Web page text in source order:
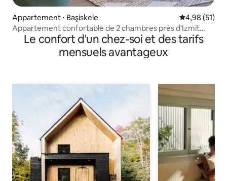
Appartement ⋅ Başiskele Évaluation
4,98 (51)
Appartement confortable de 2 chambres près d'Izmit
(Green Flat)
Le confort d'un chez-soi et des tarifs
mensuels avantageux